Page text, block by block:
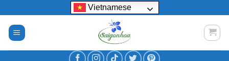
nội
dung
Vietnamese